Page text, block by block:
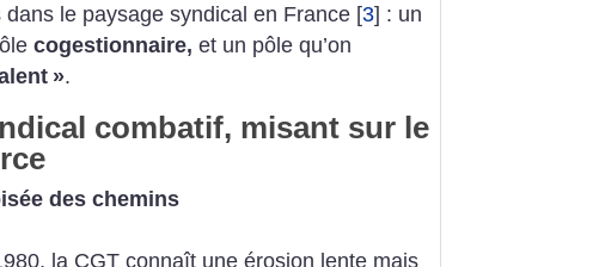
le paysage syndical en France [3] : un
cogestionnaire, et un pôle qu’on
».
combatif, misant sur le
des chemins
la CGT connaît une érosion lente mais